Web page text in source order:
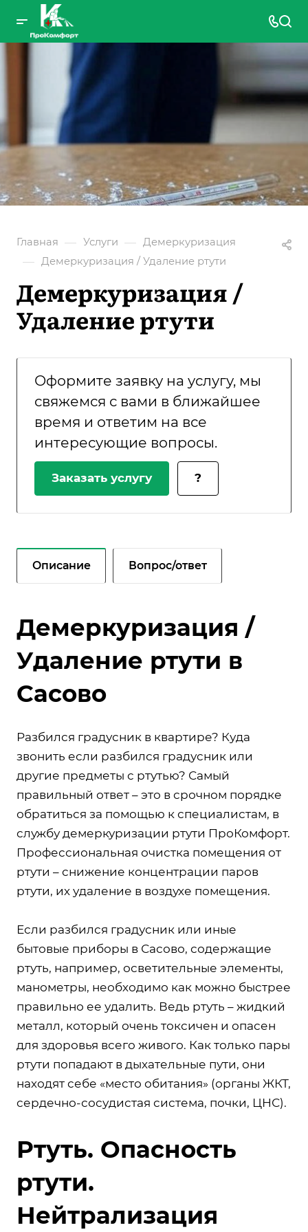
Главная — Услуги — Демеркуризация
— Демеркуризация / Удаление ртути
Демеркуризация /
Удаление ртути
Оформите заявку на услугу, мы
свяжемся с вами в ближайшее
время и ответим на все
интересующие вопросы.
Заказать услугу ?
Описание Вопрос/ответ
Демеркуризация /
Удаление ртути в
Сасово
Разбился градусник в квартире? Куда
звонить если разбился градусник или
другие предметы с ртутью? Самый
правильный ответ – это в срочном порядке
обратиться за помощью к специалистам, в
службу демеркуризации ртути ПроКомфорт.
Профессиональная очистка помещения от
ртути – снижение концентрации паров
ртути, их удаление в воздухе помещения.
Если разбился градусник или иные
бытовые приборы в Сасово, содержащие
ртуть, например, осветительные элементы,
манометры, необходимо как можно быстрее
правильно ее удалить. Ведь ртуть – жидкий
металл, который очень токсичен и опасен
для здоровья всего живого. Как только пары
ртути попадают в дыхательные пути, они
находят себе «место обитания» (органы ЖКТ,
сердечно-сосудистая система, почки, ЦНС).
Ртуть. Опасность
ртути.
Нейтрализация